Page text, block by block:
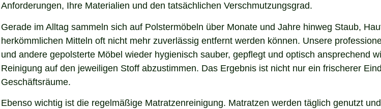
Anforderungen, Ihre Materialien und den tatsächlichen Verschmutzungsgrad.
Gerade im Alltag sammeln sich auf Polstermöbeln über Monate und Jahre hinweg Staub,
herkömmlichen Mitteln oft nicht mehr zuverlässig entfernt werden können. Unsere
und andere gepolsterte Möbel wieder hygienisch sauber, gepflegt und optisch ansprechend
Reinigung auf den jeweiligen Stoff abzustimmen. Das Ergebnis ist nicht nur ein frischerer
Geschäftsräume.
Ebenso wichtig ist die regelmäßige Matratzenreinigung. Matratzen werden täglich genutzt